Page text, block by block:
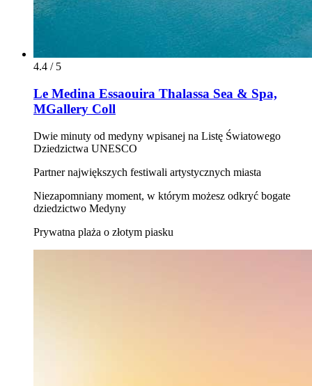
4.4 / 5
Le Medina Essaouira Thalassa Sea & Spa,
MGallery Coll
Dwie minuty od medyny wpisanej na Listę Światowego
Dziedzictwa UNESCO
Partner największych festiwali artystycznych miasta
Niezapomniany moment, w którym możesz odkryć bogate
dziedzictwo Medyny
Prywatna plaża o złotym piasku